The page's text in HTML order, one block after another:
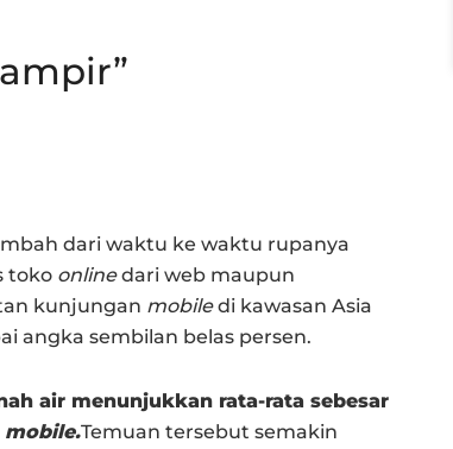
dari waktu ke waktu rupanya
toko onlinedari web maupun
kunjungan mobiledi kawasan Asia
angka sembilan belas persen.
air menunjukkan rata-rata sebesar
mobile.Temuan tersebut semakin